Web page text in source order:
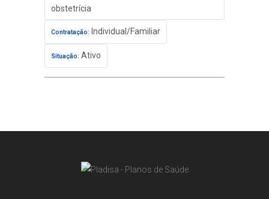
obstetrícia
Contratação: Individual/Familiar
Situação: Ativo